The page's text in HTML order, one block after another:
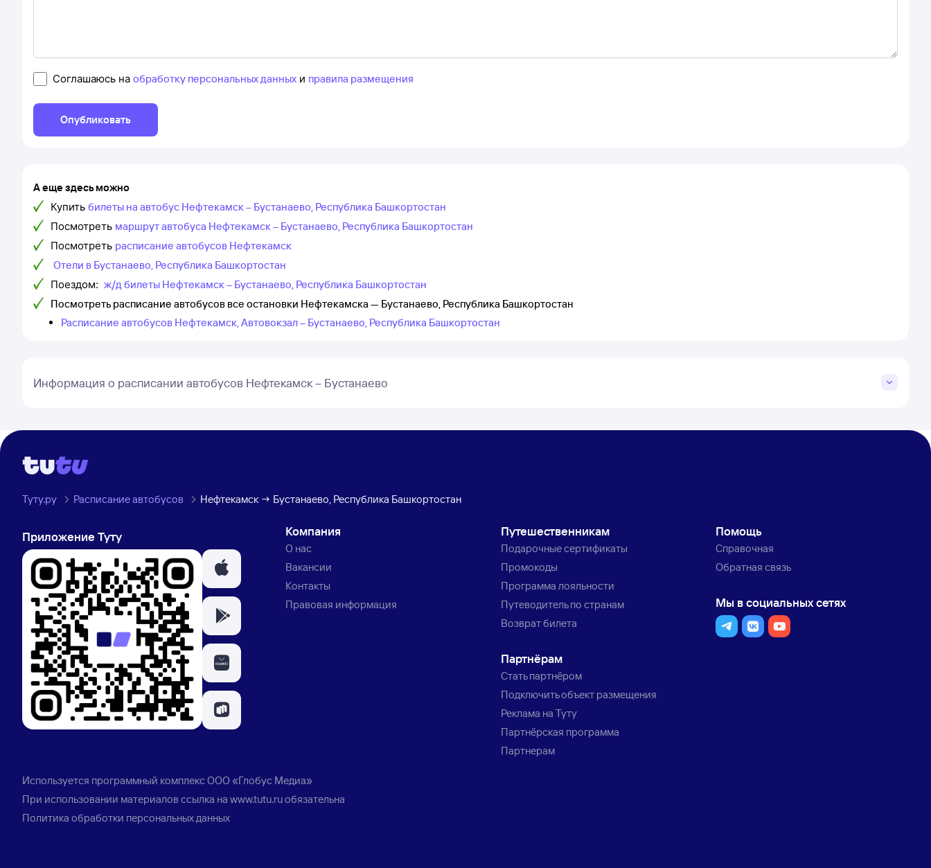
Соглашаюсь на обработку персональных данных и правила размещения
Опубликовать
А еще здесь можно
Купить билеты на автобус Нефтекамск – Бустанаево, Республика Башкортостан
Посмотреть маршрут автобуса Нефтекамск – Бустанаево, Республика Башкортостан
Посмотреть расписание автобусов Нефтекамск
Отели в Бустанаево, Республика Башкортостан
Поездом: ж/д билеты Нефтекамск – Бустанаево, Республика Башкортостан
Посмотреть расписание автобусов все остановки Нефтекамска — Бустанаево, Республика Башкортостан
Расписание автобусов Нефтекамск, Автовокзал – Бустанаево, Республика Башкортостан
Информация о расписании автобусов Нефтекамск – Бустанаево
Туту.ру Расписание автобусов Нефтекамск → Бустанаево, Республика Башкортостан
Приложение Туту Компания
О нас
Вакансии
Контакты
Правовая информация
Путешественникам
Подарочные сертификаты
Промокоды
Программа лояльности
Путеводитель по странам
Возврат билета
Партнёрам
Стать партнёром
Подключить объект размещения
Реклама на Туту
Партнёрская программа
Партнерам
Помощь
Справочная
Обратная связь
Мы в социальных сетях
Используется программный комплексООО «Глобус Медиа»
При использовании материалов ссылка на www.tutu.ruобязательна
Политика обработки персональных данных